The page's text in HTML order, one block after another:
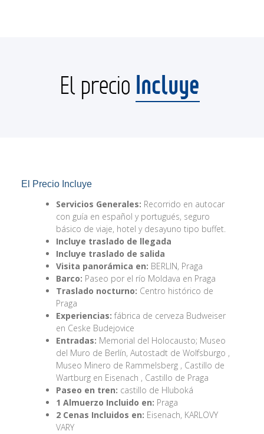
El precio Incluye
El Precio Incluye
Servicios Generales: Recorrido en autocar
con guía en español y portugués, seguro
básico de viaje, hotel y desayuno tipo buffet.
Incluye traslado de llegada
Incluye traslado de salida
Visita panorámica en: BERLIN, Praga
Barco: Paseo por el río Moldava en Praga
Traslado nocturno: Centro histórico de
Praga
Experiencias: fábrica de cerveza Budweiser
en Ceske Budejovice
Entradas: Memorial del Holocausto; Museo
del Muro de Berlín, Autostadt de Wolfsburgo ,
Museo Minero de Rammelsberg , Castillo de
Wartburg en Eisenach , Castillo de Praga
Paseo en tren: castillo de Hluboká
1 Almuerzo Incluido en: Praga
2 Cenas Incluidos en: Eisenach, KARLOVY
VARY